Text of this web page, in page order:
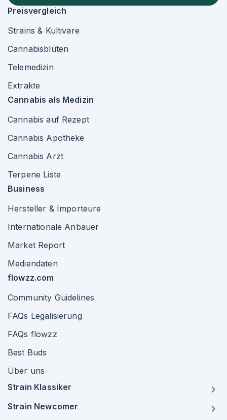
Preisvergleich
Strains & Kultivare
Cannabisblüten
Telemedizin
Extrakte
Cannabis als Medizin
Cannabis auf Rezept
Cannabis Apotheke
Cannabis Arzt
Terpene Liste
Business
Hersteller & Importeure
Internationale Anbauer
Market Report
Mediendaten
flowzz.com
Community Guidelines
FAQs Legalisierung
FAQs flowzz
Best Buds
Über uns
Strain Klassiker
Strain Newcomer